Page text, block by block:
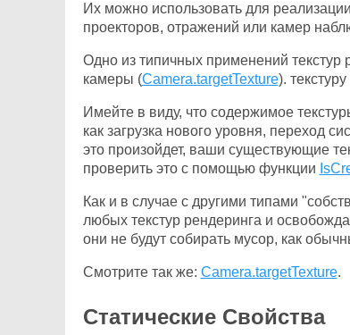
Их можно использовать для
проекторов, отражений или камер
Одно из типичных применений текстур
камеры (Camera.targetTexture).
Имейте в виду, что содержимое
как загрузка нового уровня, переход
это произойдет, ваши существующие
проверить это с помощью функции
Как и в случае с другими типами
любых текстур рендеринга и
они не будут собирать мусор, как
Смотрите так же: Camera.targetTexture.
Статические Свойства